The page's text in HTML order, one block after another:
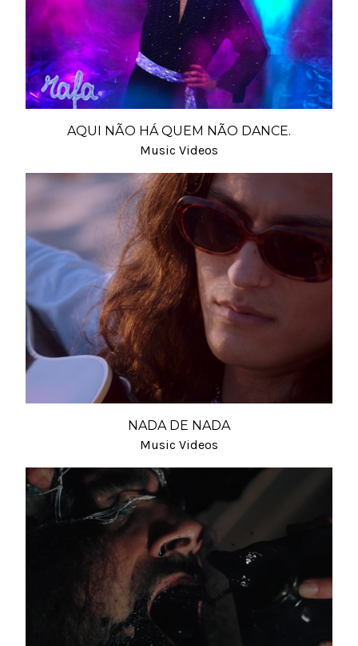
AQUI NÃO HÁ QUEM NÃO DANCE.
Music Videos
NADA DE NADA
Music Videos